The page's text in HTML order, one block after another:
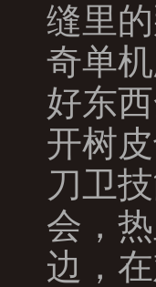
缝里
奇单
好东
开树
刀卫
会，
边，